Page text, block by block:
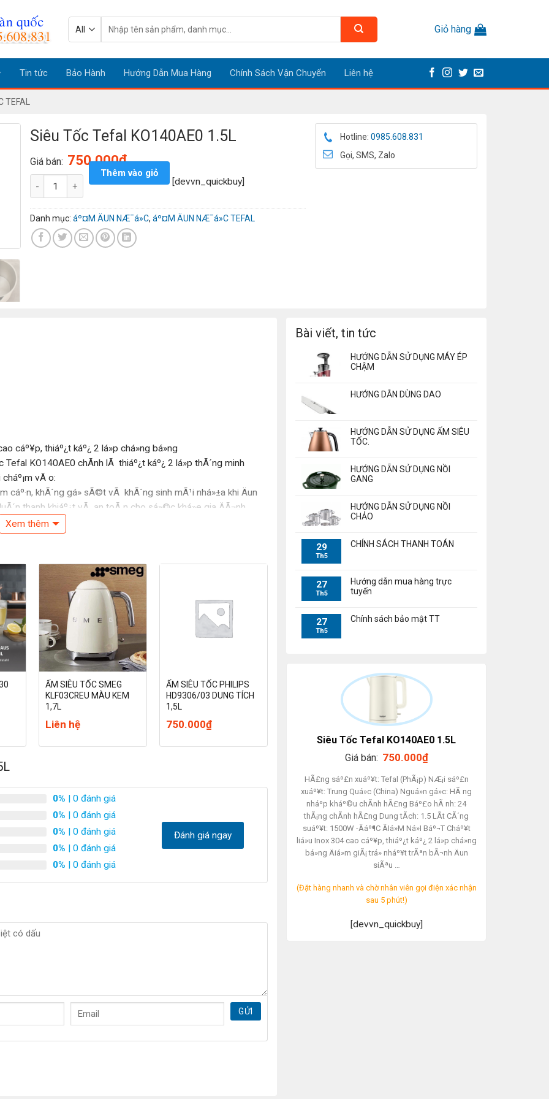
kiếm:
Giỏ hàng
Tin tức Bảo Hành Hướng Dẫn Mua Hàng Chính Sách Vận Chuyển Liên hệ
TEFAL
Siêu Tốc Tefal KO140AE0 1.5L
Giá bán: 750.000₫
Siêu Tốc Tefal KO140AE0 1.5L số lượng
Thêm vào giỏ
[devvn_quickbuy]
Danh mục: áº¤M ÄUN NÆ¯á»C, áº¤M ÄUN NÆ¯á»C TEFAL
Hotline: 0985.608.831
Gọi, SMS, Zalo
cáº¥p, thiáº¿t káº¿ 2 lá»p chá»ng bá»ng
Tefal KO140AE0 chÃ­nh lÃ thiáº¿t káº¿ 2 lá»p thÃ´ng minh
cháº¡m vÃ o:
cáº·n, khÃ´ng gá» sÃ©t vÃ khÃ´ng sinh mÃ¹i nhá»±a khi Äun
luÃ´n thanh khiáº¿t vÃ an toÃ n cho sá»©c khá»e gia ÄÃ¬nh.
i báº±ng nhá»±a chá»u nhiá»t giÃºp áº¥m khÃ´ng bá» nÃ³ng
vÃ o thÃ¢n áº¥m mÃ khÃ´ng lo bá» bá»ng tay.
n vÆ°á»£t trá»i
gia ÄÃ¬nh 2 – 4 thÃ nh viÃªn, Tefal KO140AE0 sá» há»¯u
nhanh mÃ khÃ´ng gÃ¢y quÃ¡ táº£i máº¡ng lÆ°á»i Äiá»n:
nhiá»t pháº³ng nhanh chÃ³ng, giÃºp báº¡n nhanh cÃ³ nÆ°á»c
nhiá»u thá»i gian chá» Äá»£i.
lÃªn vÃ Äáº·t xuá»ng tá»« má»i hÆ°á»ng má»t cÃ¡ch nháº¹
Äiá»n láº­p tá»©c khi nÆ°á»c Äáº¡t Äá» sÃ´i 100Â°C hoáº·c
cÆ¡ chÃ¡y ná», cháº­p Äiá»n.
Xem thêm
ẤM SIÊU TỐC SMEG
KLF03CREU MÀU KEM
1,7L
Liên hệ
ẤM SIÊU TỐC PHILIPS
HD9306/03 DUNG TÍCH
1,5L
750.000₫
0% | 0 đánh giá
0% | 0 đánh giá
0% | 0 đánh giá
0% | 0 đánh giá
0% | 0 đánh giá
Đánh giá ngay
GỬI
Bài viết, tin tức
HƯỚNG DẪN SỬ DỤNG MÁY ÉP
CHẬM
HƯỚNG DẪN DÙNG DAO
HƯỚNG DẪN SỬ DỤNG ẤM SIÊU
TỐC.
HƯỚNG DẴN SỬ DỤNG NỒI
GANG
HƯỚNG DẪN SỬ DỤNG NỒI
CHẢO
29
Th5
CHÍNH SÁCH THANH TOÁN
27
Th5
Hướng dẫn mua hàng trực
tuyến
27
Th5
Chính sách bảo mật TT
Siêu Tốc Tefal KO140AE0 1.5L
Giá bán: 750.000₫
HÃ£ng sáº£n xuáº¥t: Tefal (PhÃ¡p) NÆ¡i sáº£n
xuáº¥t: Trung Quá»c (China) Nguá»n gá»c: HÃ ng
nháº­p kháº©u chÃ­nh hÃ£ng Báº£o hÃ nh: 24
thÃ¡ng chÃ­nh hÃ£ng Dung tÃ­ch: 1.5 LÃ­t CÃ´ng
suáº¥t: 1500W -Äáº¶C ÄIá»M Ná»I Báº¬T Cháº¥t
liá»u Inox 304 cao cáº¥p, thiáº¿t káº¿ 2 lá»p chá»ng
bá»ng Äiá»m giÃ¡ trá» nháº¥t trÃªn bÃ¬nh Äun
siÃªu …
(Đặt hàng nhanh và chờ nhân viên gọi điện xác nhận
sau 5 phút!)
[devvn_quickbuy]